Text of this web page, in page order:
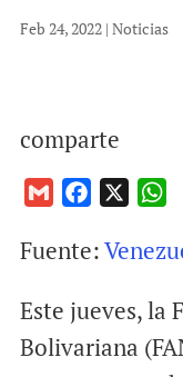
Feb 24, 2022| Noticias
comparte
a
l
c
b
o
a
s
A
Fuente:
Este jueves, la
Bolivariana